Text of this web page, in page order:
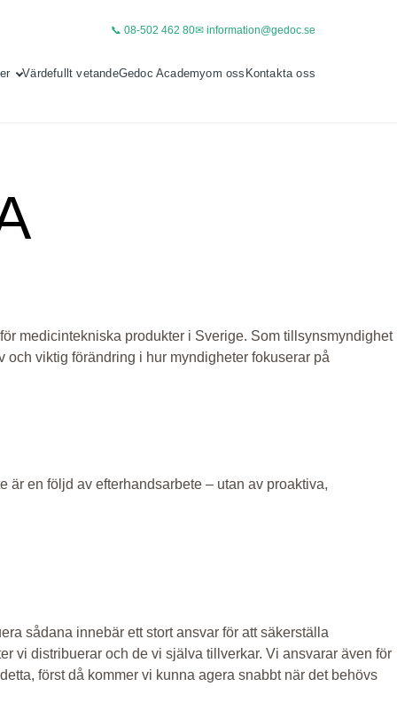
📞 08-502 462 80✉ information@gedoc.se
Värdefullt vetandeGedoc Academyom oss Kontakta oss
medicintekniska produkter i Sverige. Som tillsynsmyndighet
och viktig förändring i hur myndigheter fokuserar på
är en följd av efterhandsarbete – utan av proaktiva,
sådana innebär ett stort ansvar för att säkerställa
vi distribuerar och de vi själva tillverkar. Vi ansvarar även för
först då kommer vi kunna agera snabbt när det behövs